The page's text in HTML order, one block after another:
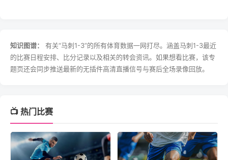
知识图谱：
有关“马刺1-3”的所有体育数据一网打尽。涵盖马刺1-3最近
的比赛日程安排、比分记录以及相关的转会资讯。如果想看比赛，该专
题页还会同步推送最新的无插件高清直播信号与赛后全场录像回放。
📺 热门比赛